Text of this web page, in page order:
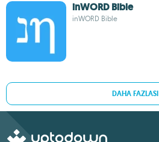
inWORD Bible
inWORD Bible
DAHA FAZLASI